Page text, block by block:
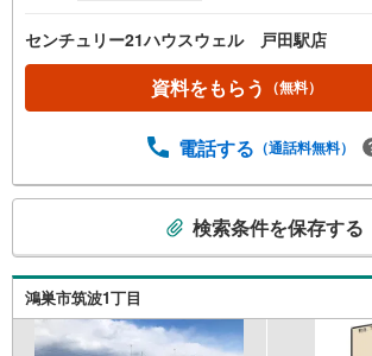
センチュリー21ハウスウェル 戸田駅店
資料をもらう （無料）
電話する （通話料無料）
検
索
条
検索条件を保存する
鴻巣市筑波1丁目